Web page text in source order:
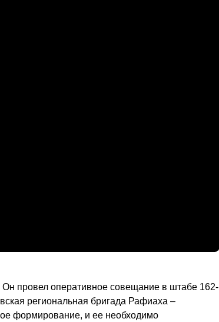
провел оперативное совещание в штабе 162-
региональная бригада Рафиаха –
формирование, и ее необходимо